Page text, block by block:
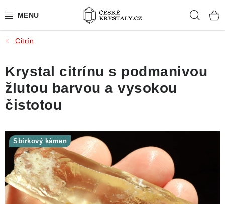
na
PŘÍRODNÍ KAMENY
BROUŠENÉ KAMENY
MISTROVSKÉ KRYSTALY
SLEVY
VIDEOGALERIE
KONTAKT
Citrín
Krystal citrínu s podmanivou
žlutou barvou a vysokou
čistotou
Sbírkový kámen